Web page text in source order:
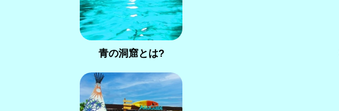
青の洞窟とは?